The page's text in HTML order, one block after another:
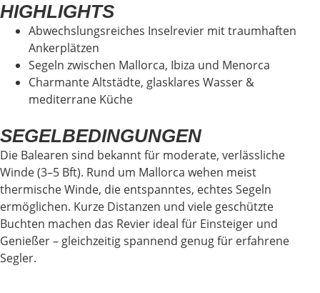
HIGHLIGHTS
Abwechslungsreiches Inselrevier mit traumhaften
Ankerplätzen
Segeln zwischen Mallorca, Ibiza und Menorca
Charmante Altstädte, glasklares Wasser &
mediterrane Küche
SEGELBEDINGUNGEN
Die Balearen sind bekannt für moderate, verlässliche
Winde (3–5 Bft). Rund um Mallorca wehen meist
thermische Winde, die entspanntes, echtes Segeln
ermöglichen. Kurze Distanzen und viele geschützte
Buchten machen das Revier ideal für Einsteiger und
Genießer – gleichzeitig spannend genug für erfahrene
Segler.